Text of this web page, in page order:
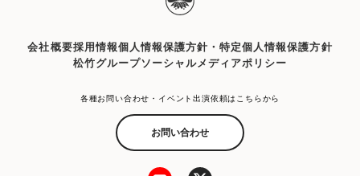
会社概要採用情報個人情報保護方針・特定個人情報保護方針
松竹グループソーシャルメディアポリシー
各種お問い合わせ・イベント出演依頼はこちらから
お問い合わせ